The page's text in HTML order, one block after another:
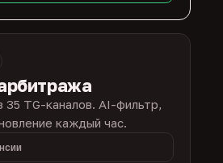
35 TG-каналов. AI-фильтр,
каждый час.